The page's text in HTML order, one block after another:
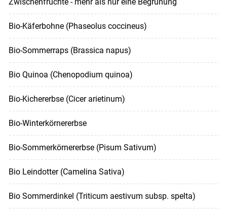
Bio-Käferbohne (Phaseolus coccineus)
Bio-Sommerraps (Brassica napus)
Bio Quinoa (Chenopodium quinoa)
Bio-Kichererbse (Cicer arietinum)
Bio-Winterkörnererbse
Bio-Sommerkörnererbse (Pisum Sativum)
Bio Leindotter (Camelina Sativa)
Bio Sommerdinkel (Triticum aestivum subsp. spelta)